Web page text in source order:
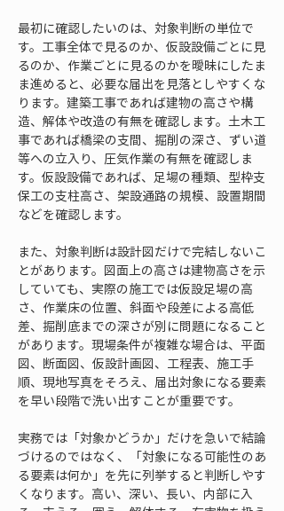
最初に確認したいのは、対象判断の単位で
す。工事全体で見るのか、仮設設備ごとに見
るのか、作業ごとに見るのかを曖昧にしたま
ま進めると、必要な届出を見落としやすくな
ります。建築工事であれば建物の高さや構
造、解体や改造の有無を確認します。土木工
事であれば橋梁の支間、掘削の深さ、ずい道
等への立入り、圧気作業の有無を確認しま
す。仮設設備であれば、足場の種類、型枠支
保工の支柱高さ、架設通路の規模、設置期間
などを確認します。
また、対象判断は設計図だけで完結しないこ
とがあります。図面上の高さは建物高さを示
していても、実際の施工では仮設足場の高
さ、作業床の位置、斜面や段差による高低
差、掘削底までの深さが別に問題になること
があります。現場条件が複雑な場合は、平面
図、断面図、仮設計画図、工程表、施工手
順、現地写真をそろえ、届出対象になる要素
を早い段階で洗い出すことが重要です。
実務では「対象かどうか」だけを急いで結論
づけるのではなく、「対象になる可能性のあ
る要素は何か」を先に列挙すると判断しやす
くなります。高い、深い、長い、内部に入